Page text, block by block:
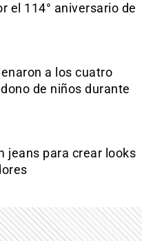
el 114° aniversario de
a los cuatro
de niños durante
jeans para crear looks